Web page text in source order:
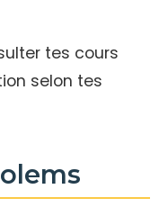
tes cours
selon tes